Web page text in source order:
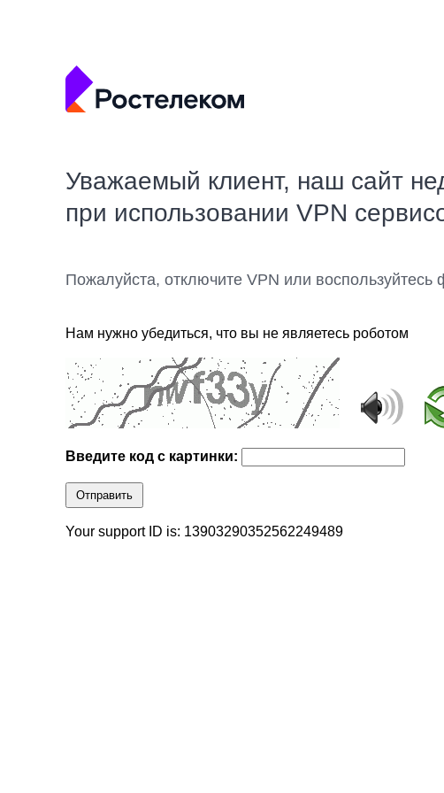
Уважаемый клиент, наш сайт
при использовании VPN
Пожалуйста, отключите VPN или
Нам нужно убедиться, что вы не являетесь роботом
Введите код с картинки:
Отправить
Your support ID is: 13903290352562249489